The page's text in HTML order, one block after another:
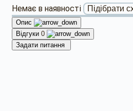
Немає в наявності Підібрати
Опис
Відгуки 0
Задати питання